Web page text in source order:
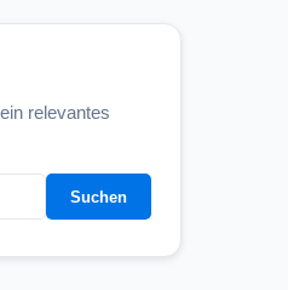
relevantes
Suchen